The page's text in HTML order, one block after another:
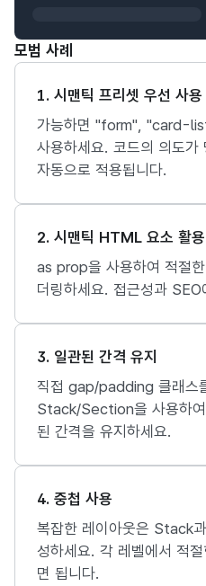
모범 사례
1. 시맨틱 프리셋 우선 사용
가능하면 "form", "card-
사용하세요. 코드의 의도가
자동으로 적용됩니다.
2. 시맨틱 HTML 요소 활용
as prop을 사용하여 적절
더링하세요. 접근성과
3. 일관된 간격 유지
직접 gap/padding 클래스
Stack/Section을 사용하
된 간격을 유지하세요.
4. 중첩 사용
복잡한 레이아웃은 Stack
성하세요. 각 레벨에서 적
면 됩니다.